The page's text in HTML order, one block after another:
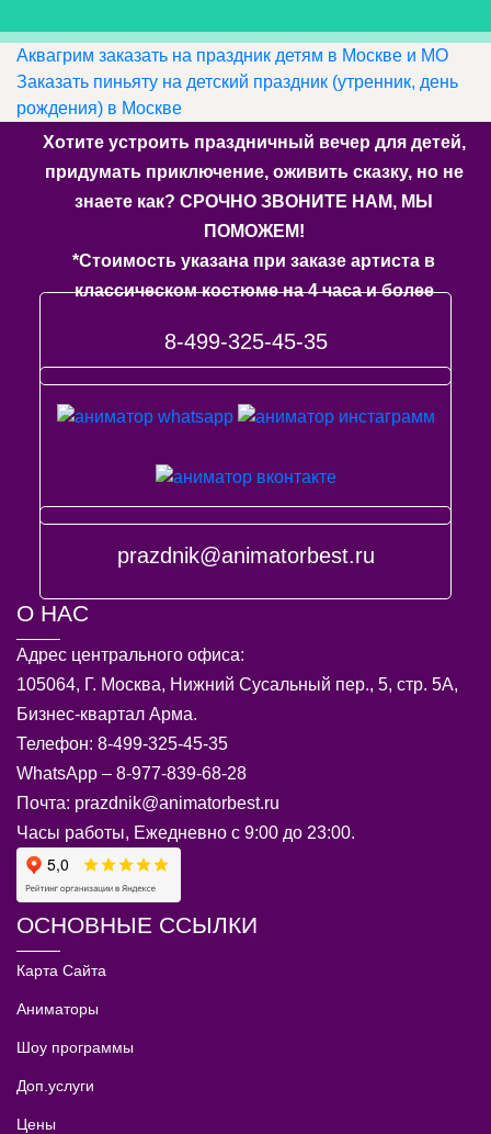
Аквагрим заказать на праздник детям в Москве и МО
Заказать пиньяту на детский праздник (утренник, день
рождения) в Москве
Хотите устроить праздничный вечер для детей,
придумать приключение, оживить сказку, но не
знаете как? СРОЧНО ЗВОНИТЕ НАМ, МЫ
ПОМОЖЕМ!
*Стоимость указана при заказе артиста в
классическом костюме на 4 часа и более
8-499-325-45-35
prazdnik@animatorbest.ru
О НАС
Адрес центрального офиса:
105064, Г. Москва, Нижний Сусальный пер., 5, стр. 5А,
Бизнес-квартал Арма.
Телефон: 8-499-325-45-35
WhatsApp – 8-977-839-68-28
Почта: prazdnik@animatorbest.ru
Часы работы, Ежедневно с 9:00 до 23:00.
ОСНОВНЫЕ ССЫЛКИ
Карта Сайта
Аниматоры
Шоу программы
Доп.услуги
Цены